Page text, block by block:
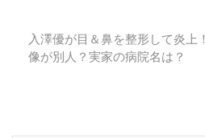
入澤優が目＆鼻を整形して炎上
像が別人？実家の病院名は？